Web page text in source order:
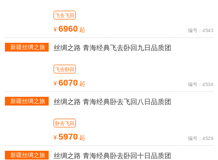
飞去飞回
¥ 6960 起 编号：4543
新疆丝绸之旅
丝绸之路 青海经典飞去卧回九日品质团
飞去卧回
¥ 6070 起 编号：4534
新疆丝绸之旅
丝绸之路 青海经典卧去飞回八日品质团
卧去飞回
¥ 5970 起 编号：4529
新疆丝绸之旅
丝绸之路 青海经典卧去卧回十日品质团